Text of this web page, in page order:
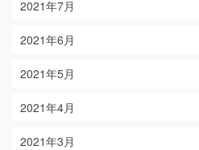
2021年7月
2021年6月
2021年5月
2021年4月
2021年3月